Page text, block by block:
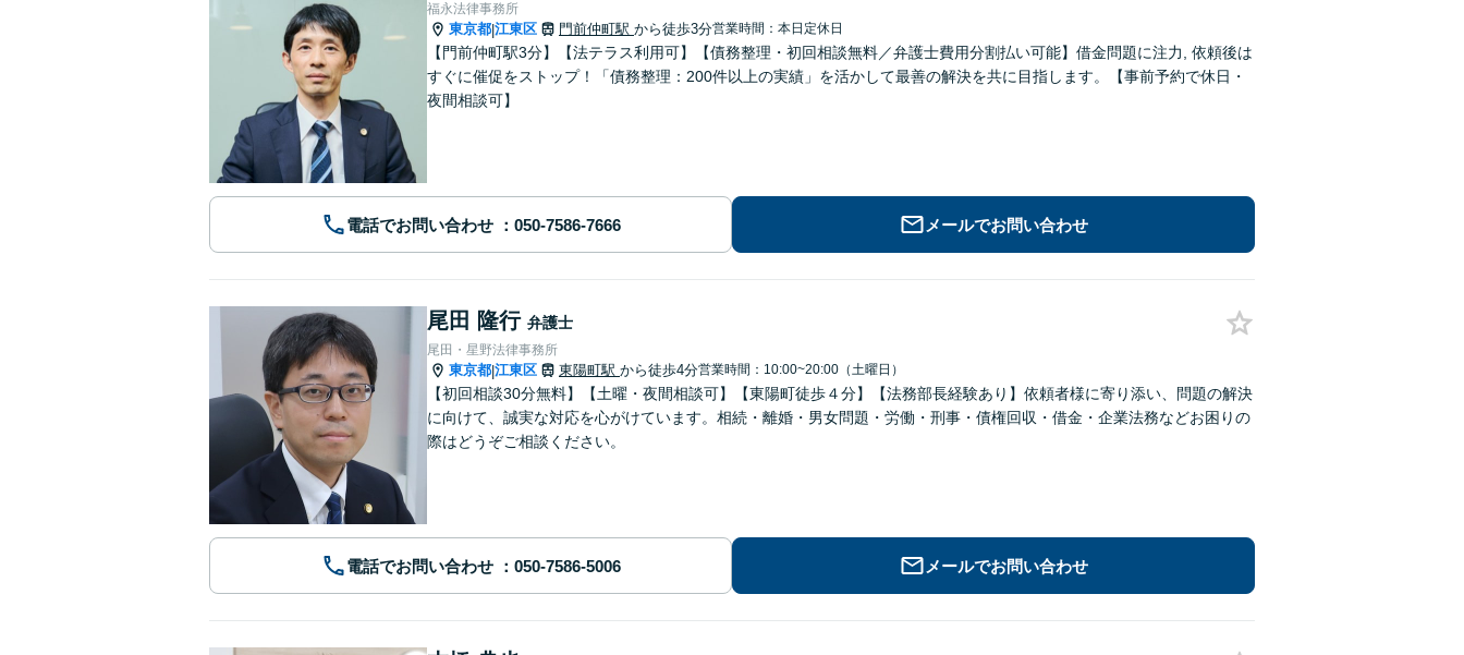
福永法律事務所
東京都|江東区 門前仲町駅 から徒歩3分営業時間：本日定休日
【門前仲町駅3分】【法テラス利用可】【債務整理・初回相談無料／弁護士費用分割払い可能】借金問題に注力, 依頼後は
すぐに催促をストップ！「債務整理：200件以上の実績」を活かして最善の解決を共に目指します。【事前予約で休日・
夜間相談可】
電話でお問い合わせ メールでお問い合わせ
尾田 隆行 弁護士
尾田・星野法律事務所
東京都|江東区 東陽町駅 から徒歩4分営業時間：10:00~20:00（土曜日）
【初回相談30分無料】【土曜・夜間相談可】【東陽町徒歩４分】【法務部長経験あり】依頼者様に寄り添い、問題の解決
に向けて、誠実な対応を心がけています。相続・離婚・男女問題・労働・刑事・債権回収・借金・企業法務などお困りの
際はどうぞご相談ください。
電話でお問い合わせ メールでお問い合わせ